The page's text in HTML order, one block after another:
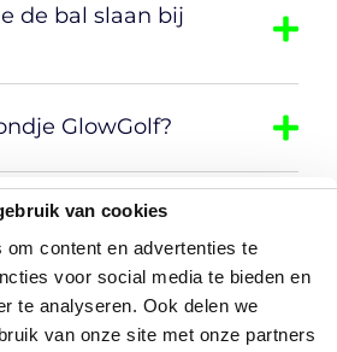
van cookies
om content en advertenties te
voor social media te bieden en
te analyseren. Ook delen we
van onze site met onze partners
de bal slaan bij
GlowGolf?
familie korting?
kortingdeal?